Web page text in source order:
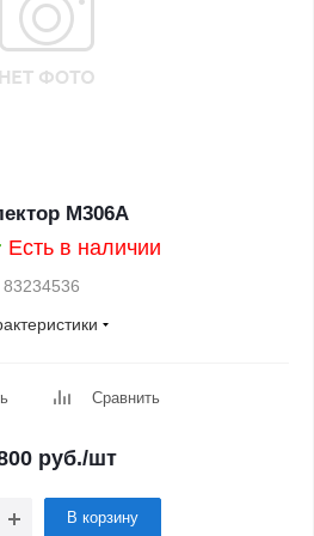
M306A
Есть в наличии
83234536
Сравнить
руб./шт
В корзину